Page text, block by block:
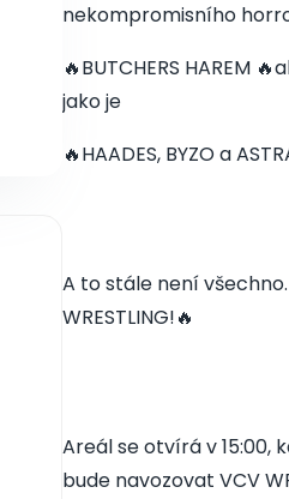
nekompromisního
🔥BUTCHERS HAREM
jako je
🔥HAADES, BYZO a
A to stále není
WRESTLING!🔥
Areál se otvírá v 15:00,
bude navozovat VCV